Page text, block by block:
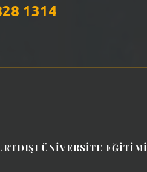
1314
ÜNIVERSITE EĞITIMI